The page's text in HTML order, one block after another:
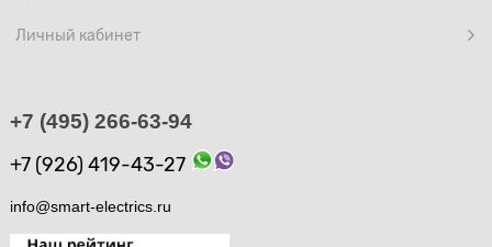
Личный кабинет
+7 (495) 266-63-94
+7 (926) 419-43-27
info@smart-electrics.ru